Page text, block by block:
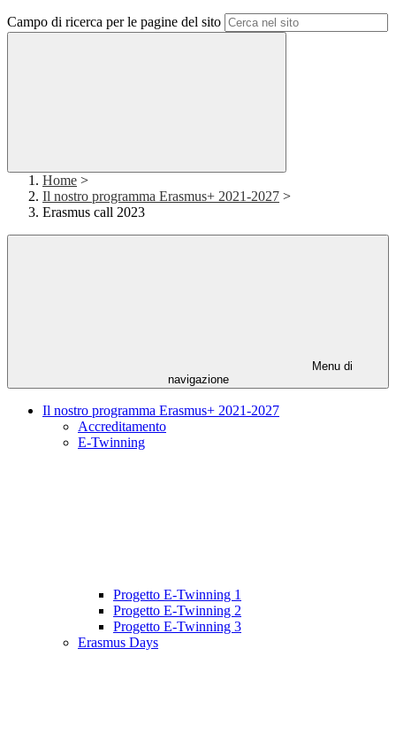
Campo di ricerca per le pagine del sito
Home >
Il nostro programma Erasmus+ 2021-2027 >
Erasmus call 2023
Menu di
navigazione
Il nostro programma Erasmus+ 2021-2027
Accreditamento
E-Twinning
Progetto E-Twinning 1
Progetto E-Twinning 2
Progetto E-Twinning 3
Erasmus Days